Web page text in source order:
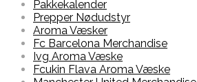
Pakkekalender
Prepper Nødudstyr
Aroma Væsker
Fc Barcelona Merchandise
Ivg Aroma Væske
Fcukin Flava Aroma Væske